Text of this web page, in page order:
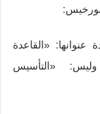
«القاعدة
«التأسيس